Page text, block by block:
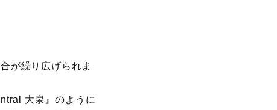
が繰り広げられま
大泉』のように